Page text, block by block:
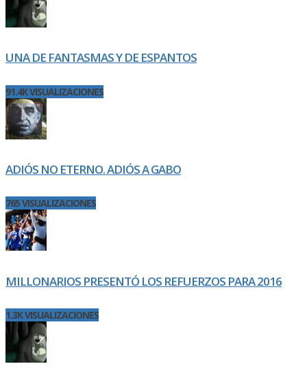
UNA DE FANTASMAS Y DE ESPANTOS
91.4K VISUALIZACIONES
ADIÓS NO ETERNO. ADIÓS A GABO
765 VISUALIZACIONES
MILLONARIOS PRESENTÓ LOS REFUERZOS PARA 2016
1.3K VISUALIZACIONES